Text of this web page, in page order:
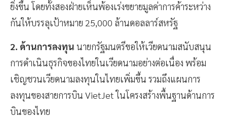
ยิ่งขึ้น โดยทั้งสองฝ่ายเห็นพ้องเร่งขยายมูลค่าการค้าระหว่าง
กันให้บรรลุเป้าหมาย 25,000 ล้านดอลลาร์สหรัฐ
2. ด้านการลงทุน นายกรัฐมนตรีขอให้เวียดนามสนับสนุน
การดำเนินธุรกิจของไทยในเวียดนามอย่างต่อเนื่อง พร้อม
เชิญชวนเวียดนามลงทุนในไทยเพิ่มขึ้น รวมถึงแผนการ
ลงทุนของสายการบิน VietJet ในโครงสร้างพื้นฐานด้านการ
บินของไทย